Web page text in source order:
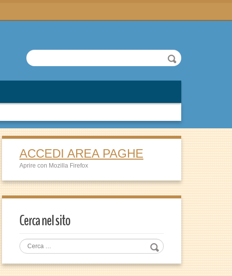
ACCEDI AREA PAGHE
Aprire con Mozilla Firefox
Cerca nel sito